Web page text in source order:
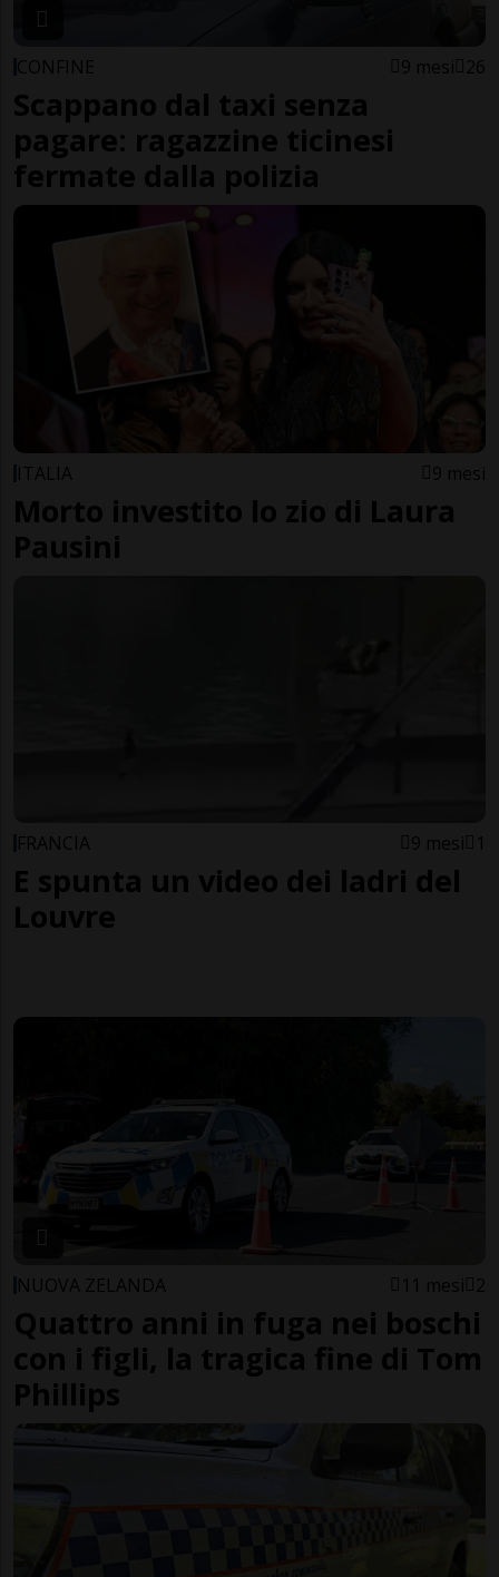
CONFINE 9 mesi 26
Scappano dal taxi senza
pagare: ragazzine ticinesi
fermate dalla polizia
ITALIA 9 mesi
Morto investito lo zio di Laura
Pausini
FRANCIA 9 mesi 1
E spunta un video dei ladri del
Louvre
NUOVA ZELANDA 11 mesi 2
Quattro anni in fuga nei boschi
con i figli, la tragica fine di Tom
Phillips